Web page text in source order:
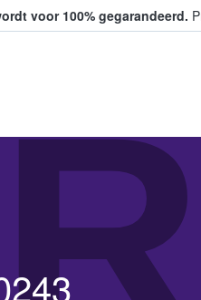
voor 100% gegarandeerd.